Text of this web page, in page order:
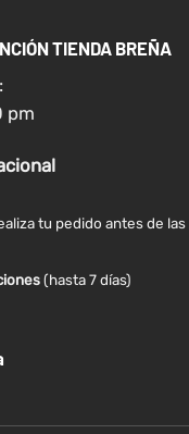
TIENDA BREÑA
pm
tu pedido antes de
(hasta 7 días)